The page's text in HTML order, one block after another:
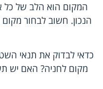
המקום הוא הלב של כל
הנכון. חשוב לבחור
כדאי לבדוק את תנאי
מקום לחניה? האם יש